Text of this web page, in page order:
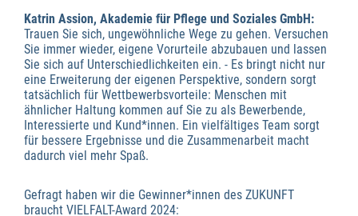
Katrin Assion, Akademie für Pflege und Soziales GmbH:
Trauen Sie sich, ungewöhnliche Wege zu gehen. Versuchen
Sie immer wieder, eigene Vorurteile abzubauen und lassen
Sie sich auf Unterschiedlichkeiten ein. - Es bringt nicht nur
eine Erweiterung der eigenen Perspektive, sondern sorgt
tatsächlich für Wettbewerbsvorteile: Menschen mit
ähnlicher Haltung kommen auf Sie zu als Bewerbende,
Interessierte und Kund*innen. Ein vielfältiges Team sorgt
für bessere Ergebnisse und die Zusammenarbeit macht
dadurch viel mehr Spaß.
Gefragt haben wir die Gewinner*innen des ZUKUNFT
braucht VIELFALT-Award 2024: